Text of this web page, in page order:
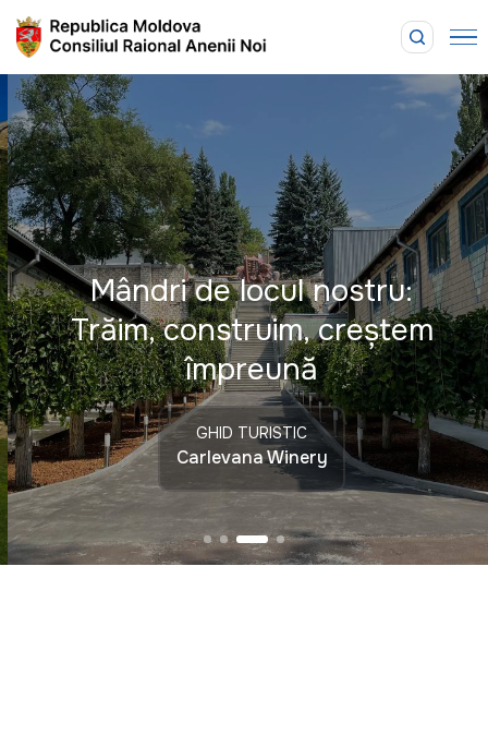
Mândri de locul nostru:
Trăim, construim, creștem
împreună
GHID TURISTIC
Carlevana Winery